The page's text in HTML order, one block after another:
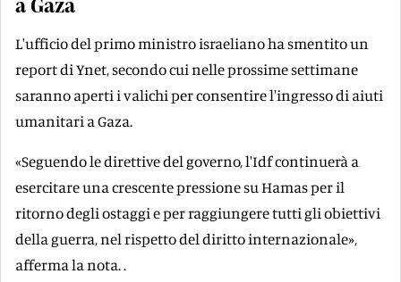
L'ufficio del primo ministro israeliano ha smentito un
report di Ynet, secondo cui nelle prossime settimane
saranno aperti i valichi per consentire l'ingresso di aiuti
umanitari a Gaza.
«Seguendo le direttive del governo, l'Idf continuerà a
esercitare una crescente pressione su Hamas per il
ritorno degli ostaggi e per raggiungere tutti gli obiettivi
della guerra, nel rispetto del diritto internazionale»,
afferma la nota. .